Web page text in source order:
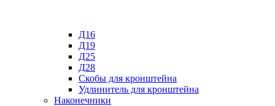
Д16
Д19
Д25
Д28
Скобы для кронштейна
Удлинитель для кронштейна
Наконечники